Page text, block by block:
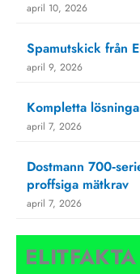
april 10, 2026
Spamutskick från
april 9, 2026
Kompletta
april 7, 2026
Dostmann
proffsiga mätkrav
april 7, 2026
ELITFAKTA